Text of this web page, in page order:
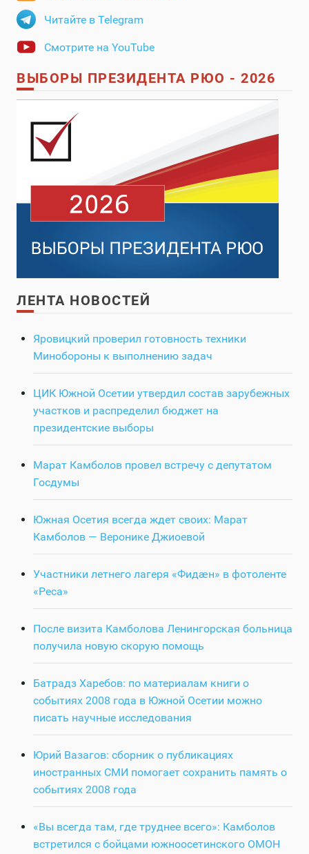
Читайте в Telegram
Смотрите на YouTube
ВЫБОРЫ ПРЕЗИДЕНТА РЮО - 2026
ЛЕНТА НОВОСТЕЙ
Яровицкий проверил готовность техники
Минобороны к выполнению задач
ЦИК Южной Осетии утвердил состав зарубежных
участков и распределил бюджет на
президентские выборы
Марат Камболов провел встречу с депутатом
Госдумы
Южная Осетия всегда ждет своих: Марат
Камболов — Веронике Джиоевой
Участники летнего лагеря «Фидӕн» в фотоленте
«Реса»
После визита Камболова Ленингорская больница
получила новую скорую помощь
Батрадз Харебов: по материалам книги о
событиях 2008 года в Южной Осетии можно
писать научные исследования
Юрий Вазагов: сборник о публикациях
иностранных СМИ помогает сохранить память о
событиях 2008 года
«Вы всегда там, где труднее всего»: Камболов
встретился с бойцами южноосетинского ОМОН